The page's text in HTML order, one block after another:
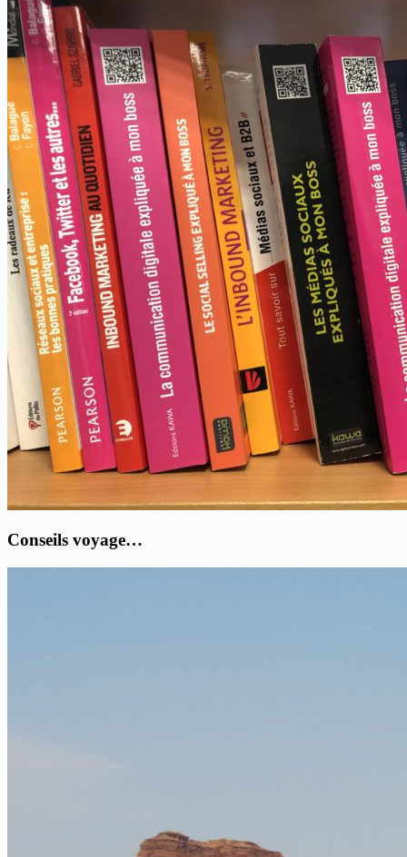
Conseils voyage…